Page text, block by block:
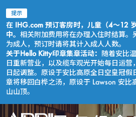
提示
在 IHG.com 预订客房时，儿童（4～12
中。 相关附加费用将在办理入住时结算
为成人，预订时请将其计入成人人数。
关于Hello Kitty印章集章活动： 随着安比
日重新营业，以及缆车观光开始每日运
日起调整。原设于安比高原全日空皇冠
章将移回白桦之汤，原设于 Lawson 安比
山山顶。